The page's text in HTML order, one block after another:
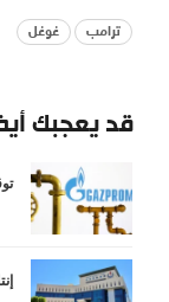
ترامب غوغل
قد يعجبك